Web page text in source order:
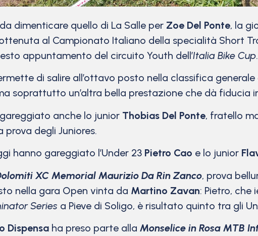
dimenticare quello di La Salle per Zoe Del Ponte, la
al Campionato Italiano della specialità Short
appuntamento del circuito Youth dell’Italia Bike Cup.
di salire all’ottavo posto nella classifica
soprattutto un’altra bella prestazione che dà fiducia
anche lo junior Thobias Del Ponte, fratello
prova degli Juniores.
hanno gareggiato l’Under 23 Pietro Cao e lo junior
XC Memorial Maurizio Da Rin Zanco, prova
nella gara Open vinta da Martino Zavan: Pietro,
Series a Pieve di Soligo, è risultato quinto tra gli
Dispensa ha preso parte alla Monselice in Rosa MTB